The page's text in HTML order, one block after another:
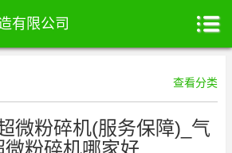
有限公司
查看分类
微粉碎机(服务保障)_气
微粉碎机哪家好